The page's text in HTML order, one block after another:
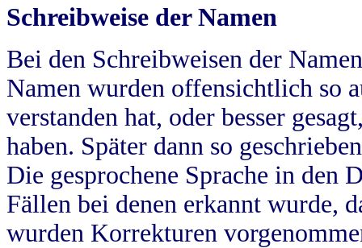
Schreibweise der Namen
Bei den Schreibweisen der
Namen wurden offensichtlich so
verstanden hat, oder besser
haben. Später dann so
Die gesprochene Sprache in
Fällen bei denen erkannt wurde,
wurden Korrekturen